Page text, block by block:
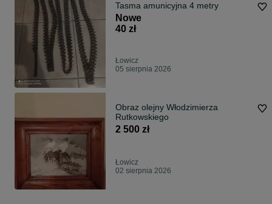
Tasma amunicyjna 4 metry
Nowe
40 zł
Łowicz
05 sierpnia 2026
Obraz olejny Włodzimierza
Rutkowskiego
2 500 zł
Łowicz
02 sierpnia 2026